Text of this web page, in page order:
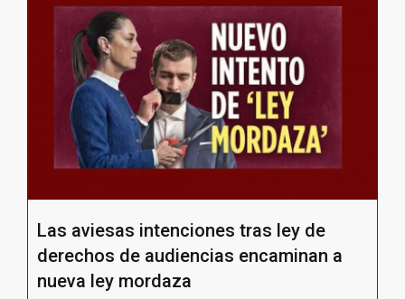
Las aviesas intenciones tras ley de
derechos de audiencias encaminan a
nueva ley mordaza